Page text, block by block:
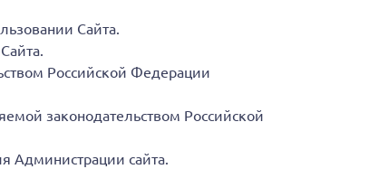
Сайта.
Российской Федерации
законодательством Российской
Администрации сайта.